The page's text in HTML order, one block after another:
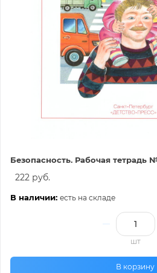
Безопасность. Рабочая тетрадь
222 руб.
В наличии: есть на складе
шт
В корзину